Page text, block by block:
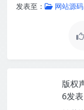
发表至： 网站源码
版权
6发